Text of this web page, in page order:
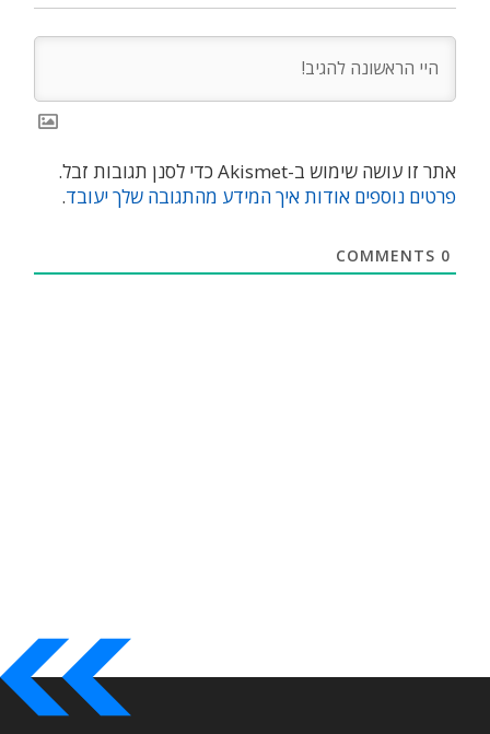
אתר זו עושה שימוש ב-Akismet כדי לסנן תגובות זבל.
פרטים נוספים אודות איך המידע מהתגובה שלך יעובד.
0